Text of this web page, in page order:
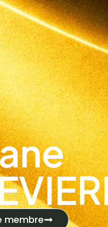
membre